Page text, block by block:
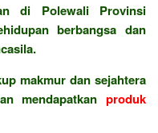
di Polewali Provinsi
berbangsa dan
makmur dan sejahtera
mendapatkan produk